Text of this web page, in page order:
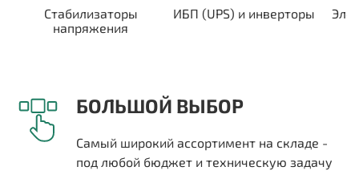
Стабилизаторы
напряжения
ИБП (UPS) и инверторы
БОЛЬШОЙ ВЫБОР
Самый широкий ассортимент на складе -
под любой бюджет и техническую задачу